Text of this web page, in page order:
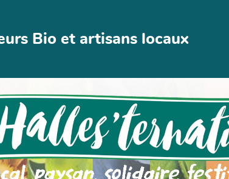
Bio et artisans locaux